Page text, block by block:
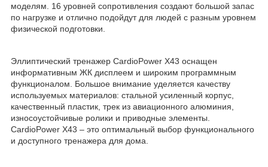
моделям. 16 уровней сопротивления создают большой запас
по нагрузке и отлично подойдут для людей с разным уровнем
физической подготовки.
Эллиптический тренажер CardioPower X43 оснащен
информативным ЖК дисплеем и широким программным
функционалом. Большое внимание уделяется качеству
используемых материалов: стальной усиленный корпус,
качественный пластик, трек из авиационного алюминия,
износоустойчивые ролики и приводные элементы.
CardioPower Х43 – это оптимальный выбор функционального
и доступного тренажера для дома.